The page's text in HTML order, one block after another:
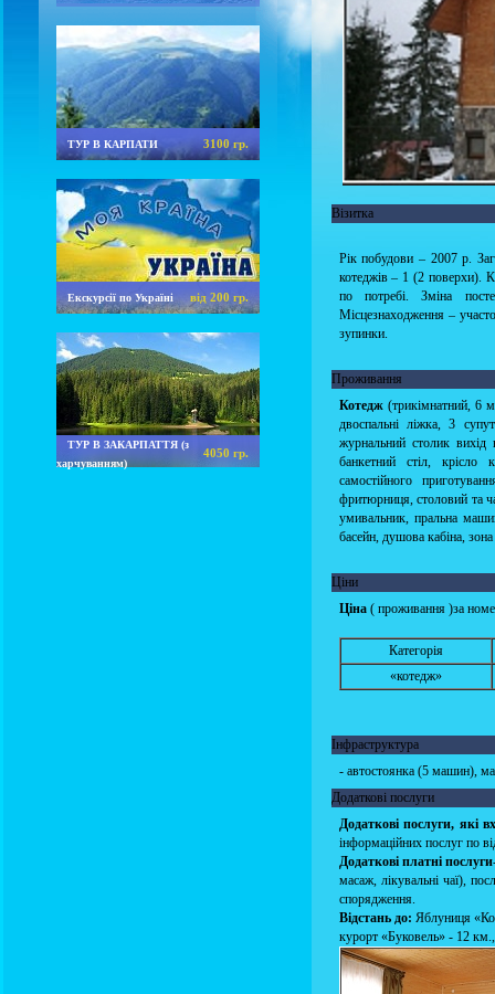
ТУР В КАРПАТИ 3100 гр.
Екскурсії по Україні від 200 гр.
ТУР В ЗАКАРПАТТЯ (з
харчуванням)
4050 гр.
Візитка
Рік побудови – 2007 р.
котеджів – 1 (2 поверхи).
по потребі. Зміна
Місцезнаходження –
зупинки.
Проживання
Котедж(трикімнатний, 6
двоспальні ліжка, 3
журнальний столик
банкетний стіл, крісло
самостійного
фритюрниця, столовий та
умивальник, пральна
басейн, душова кабіна,
Ціни
Ціна ( проживання )за
Категорія
«котедж»
Інфраструктура
- автостоянка (5 машин),
Додаткові послуги
Додаткові послуги, які
інформаційних послуг по
Додаткові платні послуги
масаж, лікувальні чаї),
спорядження.
Відстань до: Яблуниця
курорт «Буковель» - 12